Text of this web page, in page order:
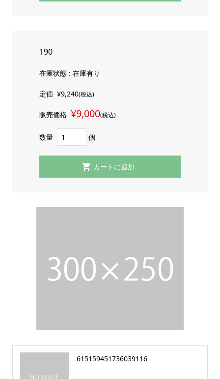
190
在庫状態 : 在庫有り
定価 ¥9,240(税込)
販売価格 ¥9,000(税込)
数量 個
615159451736039116